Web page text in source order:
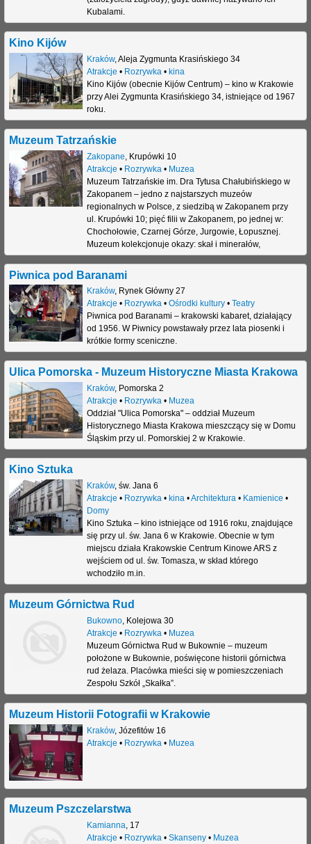
Kubalami.
Kino Kijów
Kraków, Aleja Zygmunta Krasińskiego 34
Atrakcje • Rozrywka • kina
Kino Kijów (obecnie Kijów Centrum) – kino w Krakowie
przy Alei Zygmunta Krasińskiego 34, istniejące od 1967
roku.
Muzeum Tatrzańskie
Zakopane Krupówki 10
Atrakcje • Rozrywka • Muzea
Muzeum Tatrzańskie im. Dra Tytusa Chałubińskiego w
Zakopanem – jedno z najstarszych muzeów
regionalnych w Polsce, z siedzibą w Zakopanem przy
ul. Krupówki 10; pięć filii w Zakopanem, po jednej w:
Chochołowie, Czarnej Górze, Jurgowie, Łopusznej.
Muzeum kolekcjonuje okazy: skał i minerałów,
Piwnica pod Baranami
Kraków, Rynek Główny 27
Atrakcje • Rozrywka• Ośrodki kultury• Teatry
Piwnica pod Baranami – krakowski kabaret, działający
od 1956. W Piwnicy powstawały przez lata piosenki i
krótkie formy sceniczne.
Ulica Pomorska - Muzeum Historyczne Miasta Krakowa
Kraków, Pomorska 2
Atrakcje • Rozrywka• Muzea
Oddział "Ulica Pomorska" – oddział Muzeum
Historycznego Miasta Krakowa mieszczący się w Domu
Śląskim przy ul. Pomorskiej 2 w Krakowie.
Kino Sztuka
Kraków, św. Jana 6
Atrakcje • Rozrywka• kina•Architektura• Kamienice •
Domy
Kino Sztuka – kino istniejące od 1916 roku, znajdujące
się przy ul. św. Jana 6 w Krakowie. Obecnie w tym
miejscu działa Krakowskie Centrum Kinowe ARS z
wejściem od ul. św. Tomasza, w skład którego
wchodziło m.in.
Muzeum Górnictwa Rud
Bukowno, Kolejowa 30
Atrakcje • Rozrywka• Muzea
Muzeum Górnictwa Rud w Bukownie – muzeum
położone w Bukownie, poświęcone historii górnictwa
rud żelaza. Placówka mieści się w pomieszczeniach
Zespołu Szkół „Skałka”.
Muzeum Historii Fotografii w Krakowie
Kraków, Józefitów 16
Atrakcje • Rozrywka• Muzea
Muzeum Pszczelarstwa
Kamianna, 17
Atrakcje • Rozrywka• Skanseny• Muzea